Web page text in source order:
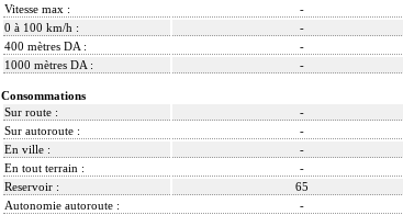
Vitesse max :
-
0 à 100 km/h :
-
400 mètres DA :
-
1000 mètres DA :
-
Consommations
Sur route :
-
Sur autoroute :
-
En ville :
-
En tout terrain :
-
Reservoir :
65
Autonomie autoroute :
-